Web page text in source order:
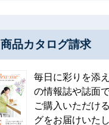
商品カタログ請求
毎日に彩りを添
の情報誌や誌面
ご購入いただけ
グをお届けいたし